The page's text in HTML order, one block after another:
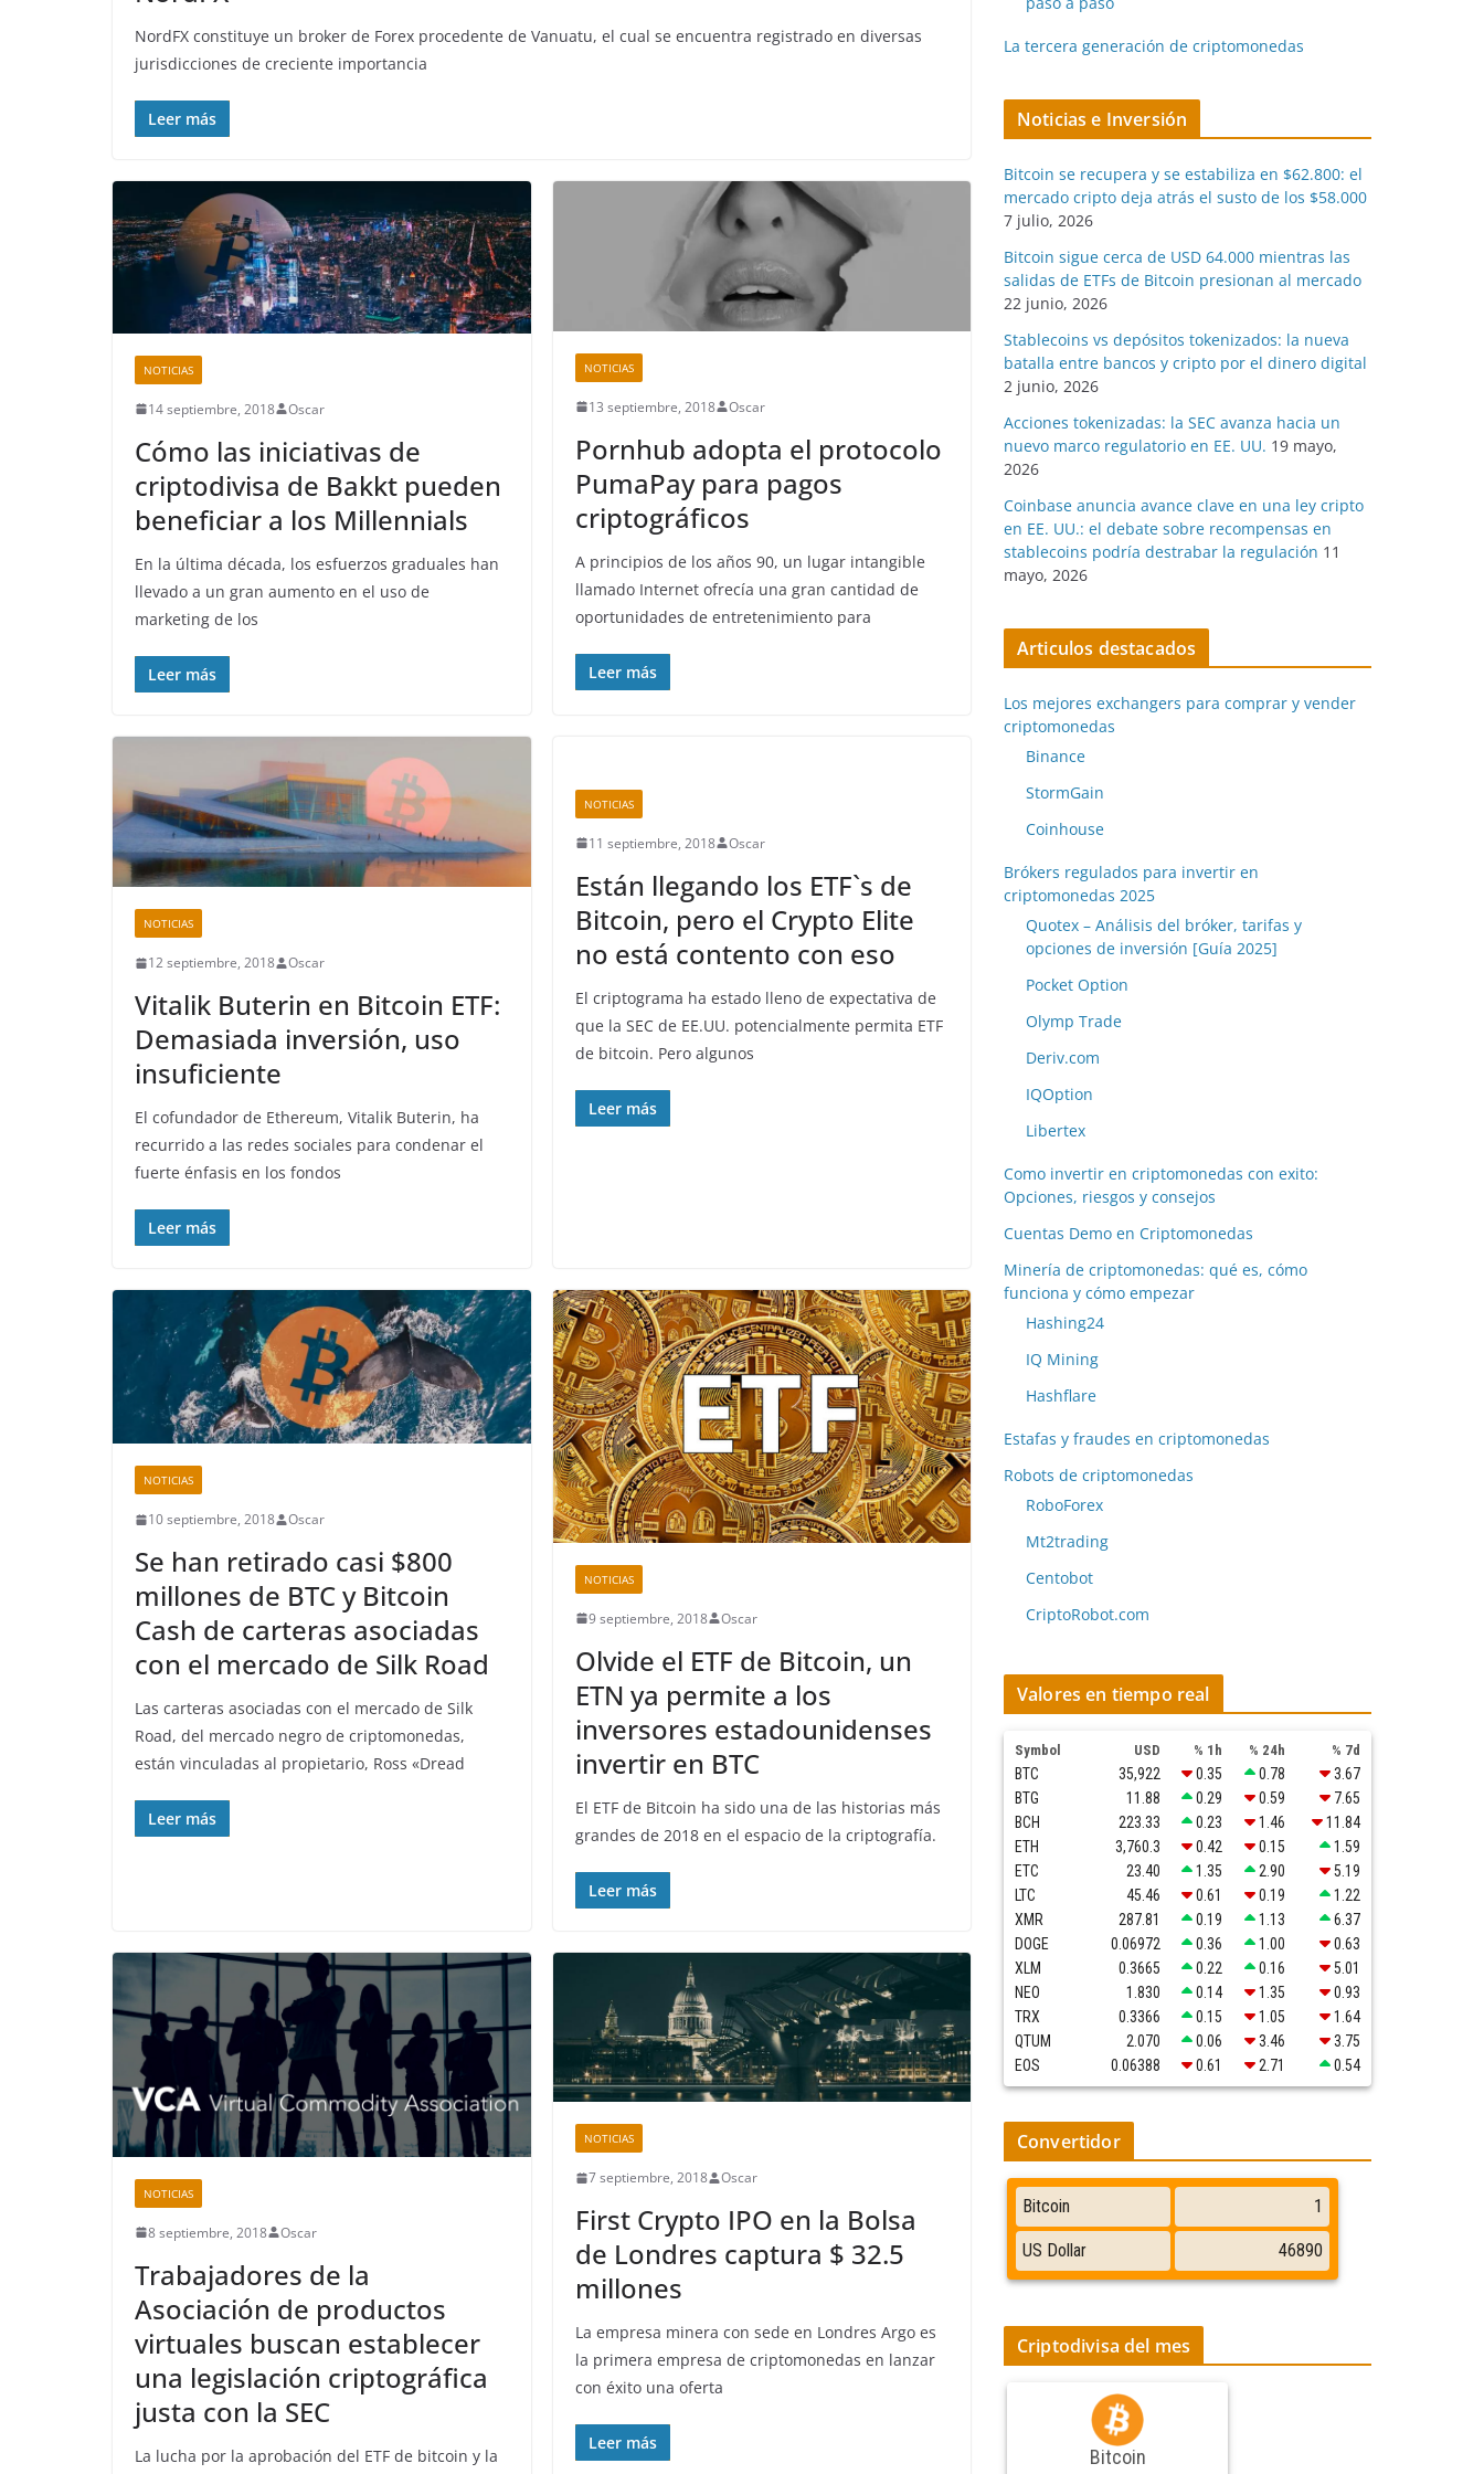
NordFX constituye un broker de Forex procedente de Vanuatu, el cual se encuentra registrado en diversas
jurisdicciones de creciente importancia
Leer más
NOTICIAS
14 septiembre, 2018 Oscar
Cómo las iniciativas de
criptodivisa de Bakkt pueden
beneficiar a los Millennials
En la última década, los esfuerzos graduales han
llevado a un gran aumento en el uso de
marketing de los
Leer más
NOTICIAS
13 septiembre, 2018 Oscar
Pornhub adopta el protocolo
PumaPay para pagos
criptográficos
A principios de los años 90, un lugar intangible
llamado Internet ofrecía una gran cantidad de
oportunidades de entretenimiento para
Leer más
NOTICIAS
12 septiembre, 2018 Oscar
Vitalik Buterin en Bitcoin ETF:
Demasiada inversión, uso
insuficiente
El cofundador de Ethereum, Vitalik Buterin, ha
recurrido a las redes sociales para condenar el
fuerte énfasis en los fondos
Leer más
NOTICIAS
11 septiembre, 2018 Oscar
Están llegando los ETF`s de
Bitcoin, pero el Crypto Elite
no está contento con eso
El criptograma ha estado lleno de expectativa de
que la SEC de EE.UU. potencialmente permita ETF
de bitcoin. Pero algunos
Leer más
NOTICIAS
10 septiembre, 2018 Oscar
Se han retirado casi $800
millones de BTC y Bitcoin
Cash de carteras asociadas
con el mercado de Silk Road
Las carteras asociadas con el mercado de Silk
Road, del mercado negro de criptomonedas,
están vinculadas al propietario, Ross «Dread
Leer más
NOTICIAS
9 septiembre, 2018 Oscar
Olvide el ETF de Bitcoin, un
ETN ya permite a los
inversores estadounidenses
invertir en BTC
El ETF de Bitcoin ha sido una de las historias más
grandes de 2018 en el espacio de la criptografía.
Leer más
NOTICIAS
8 septiembre, 2018 Oscar
Trabajadores de la
Asociación de productos
virtuales buscan establecer
una legislación criptográfica
justa con la SEC
La lucha por la aprobación del ETF de bitcoin y la
NOTICIAS
7 septiembre, 2018 Oscar
First Crypto IPO en la Bolsa
de Londres captura $ 32.5
millones
La empresa minera con sede en Londres Argo es
la primera empresa de criptomonedas en lanzar
con éxito una oferta
Leer más
La tercera generación de criptomonedas
Noticias e Inversión
Bitcoin se recupera y se estabiliza en $62.800: el
mercado cripto deja atrás el susto de los $58.000
7 julio, 2026
Bitcoin sigue cerca de USD 64.000 mientras las
salidas de ETFs de Bitcoin presionan al mercado
22 junio, 2026
Stablecoins vs depósitos tokenizados: la nueva
batalla entre bancos y cripto por el dinero digital
2 junio, 2026
Acciones tokenizadas: la SEC avanza hacia un
nuevo marco regulatorio en EE. UU. 19 mayo,
2026
Coinbase anuncia avance clave en una ley cripto
en EE. UU.: el debate sobre recompensas en
stablecoins podría destrabar la regulación 11
mayo, 2026
Articulos destacados
Los mejores exchangers para comprar y vender
criptomonedas
Binance
StormGain
Coinhouse
Brókers regulados para invertir en
criptomonedas 2025
Quotex – Análisis del bróker, tarifas y
opciones de inversión [Guía 2025]
Pocket Option
Olymp Trade
Deriv.com
IQOption
Libertex
Como invertir en criptomonedas con exito:
Opciones, riesgos y consejos
Cuentas Demo en Criptomonedas
Minería de criptomonedas: qué es, cómo
funciona y cómo empezar
Hashing24
IQ Mining
Hashflare
Estafas y fraudes en criptomonedas
Robots de criptomonedas
RoboForex
Mt2trading
Centobot
CriptoRobot.com
Valores en tiempo real
Symbol USD % 1h % 24h % 7d
BTC 35,922 0.35 0.78
3.67
BTG
11.88 0.29 0.59
7.65
BCH
223.33 0.23 1.46
11.84
ETH
3,760.3 0.42 0.15
1.59
ETC
23.40 1.35 2.90
5.19
LTC
45.46 0.61 0.19
1.22
XMR
287.81 0.19 1.13
6.37
DOGE
0.06972 0.36 1.00
0.63
XLM
0.3665 0.22 0.16
5.01
NEO
1.830 0.14 1.35
0.93
TRX
0.3366 0.15 1.05
1.64
QTUM
2.070 0.06 3.46
3.75
EOS
0.06388 0.61 2.71 0.54
Convertidor
Criptodivisa del mes
Bitcoin